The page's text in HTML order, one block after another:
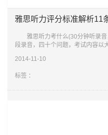
雅思听力评分标准解析11
雅思听力考什么(30分钟听录
段录音，四十个问题，考试内容以
性、世界
2014-11-10
标签 ：